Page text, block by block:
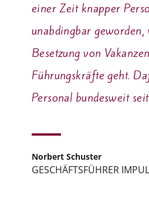
einer Zeit knapper
unabdingbar geworden,
Besetzung von
Führungskräfte geht.
Personal bundesweit
Norbert Schuster
GESCHÄFTSFÜHRER